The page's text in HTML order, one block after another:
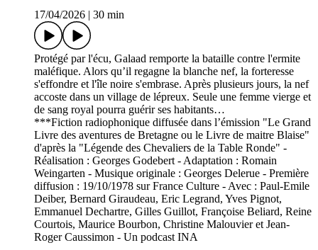
17/04/2026
30 min
Protégé par l'écu, Galaad remporte la bataille contre l'ermite
maléfique. Alors qu’il regagne la blanche nef, la forteresse
s'effondre et l'île noire s'embrase. Après plusieurs jours, la nef
accoste dans un village de lépreux. Seule une femme vierge et
de sang royal pourra guérir ses habitants…
***Fiction radiophonique diffusée dans l’émission "Le Grand
Livre des aventures de Bretagne ou le Livre de maitre Blaise"
d'après la "Légende des Chevaliers de la Table Ronde" -
Réalisation : Georges Godebert - Adaptation : Romain
Weingarten - Musique originale : Georges Delerue - Première
diffusion : 19/10/1978 sur France Culture - Avec : Paul-Emile
Deiber, Bernard Giraudeau, Eric Legrand, Yves Pignot,
Emmanuel Dechartre, Gilles Guillot, Françoise Beliard, Reine
Courtois, Maurice Bourbon, Christine Malouvier et Jean-
Roger Caussimon - Un podcast INA